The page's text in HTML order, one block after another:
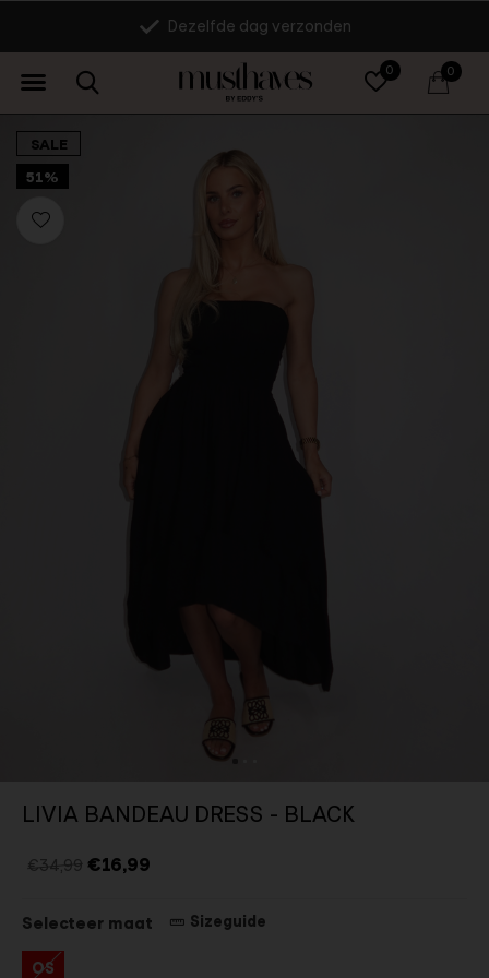
0 0
Dezelfde dag verzonden
SALE
51%
LIVIA BANDEAU DRESS - BLACK
€34,99 €16,99
Selecteer maat Sizeguide
OS